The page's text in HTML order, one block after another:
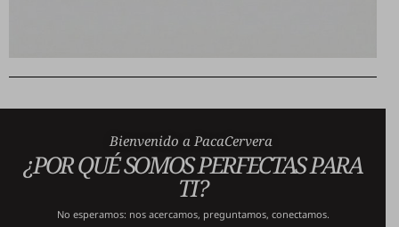
Bienvenido a PacaCervera
¿POR QUÉ SOMOS PERFECTAS PARA
TI?
No esperamos: nos acercamos, preguntamos, conectamos.